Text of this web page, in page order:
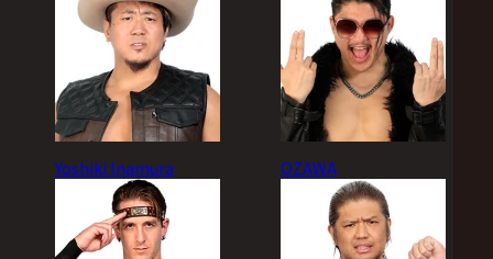
Yoshiki Inamura OZAWA